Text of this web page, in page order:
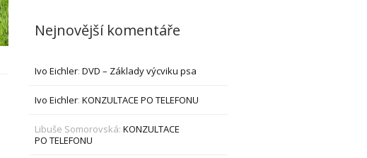
Nejnovější komentáře
Ivo Eichler:DVD – Základy výcviku psa
Ivo Eichler:KONZULTACE PO TELEFONU
Libuše Somorovská:KONZULTACE
PO TELEFONU